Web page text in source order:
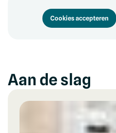
Cookies accepteren
Aan de slag